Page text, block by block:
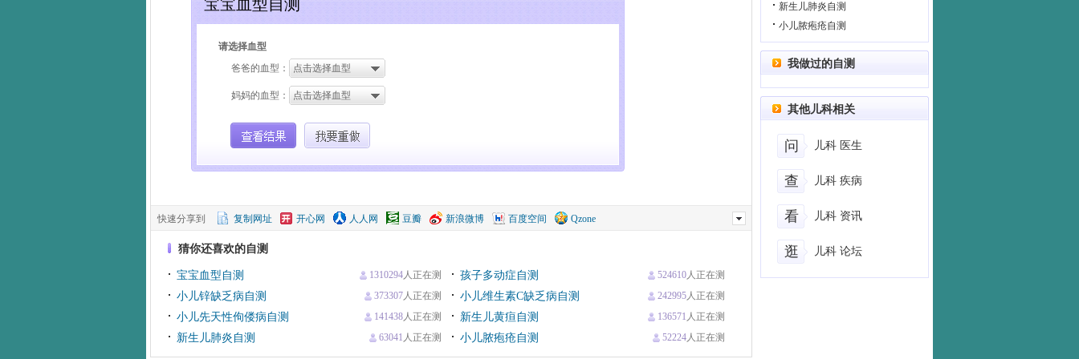
快速分享到 复制网址 开心网 人人网 豆瓣 新浪微博 百度空间 Qzone
猜你还喜欢的自测
宝宝血型自测 1310294人正在测 孩子多动症自测 524610人正在测
小儿锌缺乏病自测 373307人正在测 小儿维生素C缺乏病自测 242995人正在测
小儿先天性佝偻病自测 141438人正在测 新生儿黄疸自测 136571 人正在测
新生儿肺炎自测 63041 人正在测 小儿脓疱疮自测 52224人正在测
新生儿肺炎自测
小儿脓疱疮自测
我做过的自测
其他儿科相关
问 儿科 医生
查 儿科 疾病
看 儿科 资讯
逛 儿科 论坛